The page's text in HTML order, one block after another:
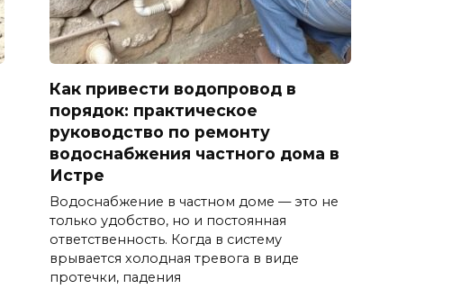
Как привести водопровод в
порядок: практическое
руководство по ремонту
водоснабжения частного дома в
Истре
Водоснабжение в частном доме — это не
только удобство, но и постоянная
ответственность. Когда в систему
врывается холодная тревога в виде
протечки, падения